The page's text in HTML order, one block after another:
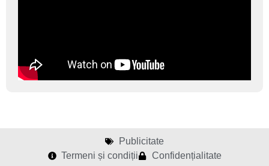
Publicitate
Termeni și condiții
Confidențialitate